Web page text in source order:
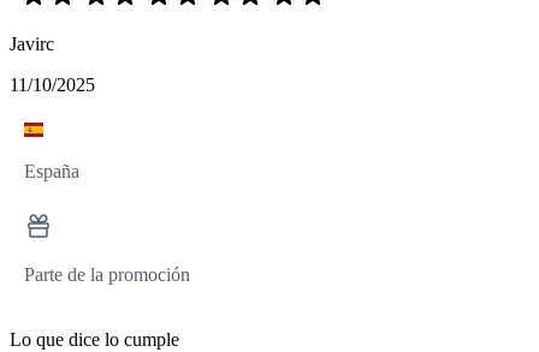
Javirc
11/10/2025
España
Parte de la promoción
Lo que dice lo cumple